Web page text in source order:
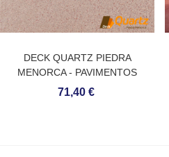
DECK QUARTZ PIEDRA
MENORCA - PAVIMENTOS
CONTÍNUOS DE QUARTZO
71,40 €